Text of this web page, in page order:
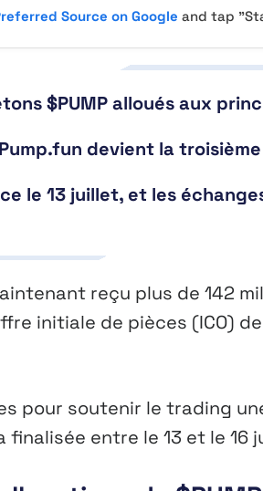
Source on Google and tap
$PUMP alloués aux
devient la
le 13 juillet, et les
reçu plus de 142
initiale de pièces (ICO)
pour soutenir le trading
entre le 13 et le 16